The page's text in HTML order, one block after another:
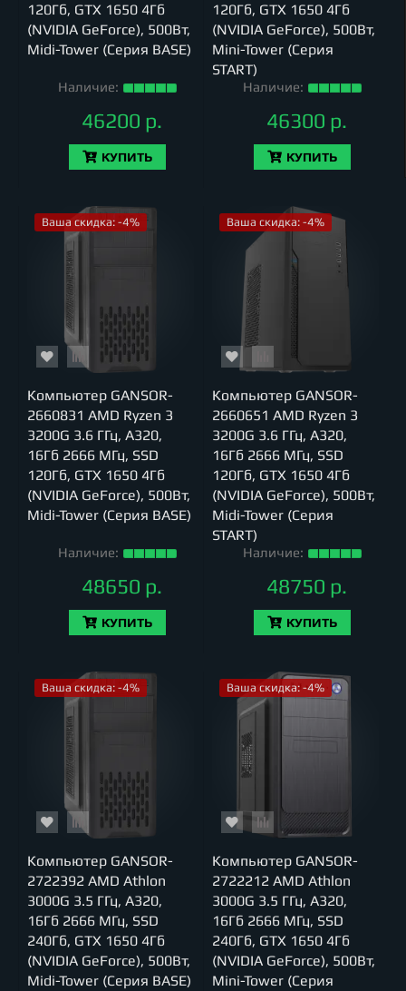
120Гб, GTX 1650 4Гб
(NVIDIA GeForce), 500Вт,
Midi-Tower (Серия BASE)
Наличие:
46200 р.
КУПИТЬ
120Гб, GTX 1650 4Гб
(NVIDIA GeForce), 500Вт,
Mini-Tower (Серия
START)
Наличие:
46300 р.
КУПИТЬ
Ваша скидка: -4%
Компьютер GANSOR-
2660831 AMD Ryzen 3
3200G 3.6 ГГц, A320,
16Гб 2666 МГц, SSD
120Гб, GTX 1650 4Гб
(NVIDIA GeForce), 500Вт,
Midi-Tower (Серия BASE)
Наличие:
48650 р.
КУПИТЬ
Ваша скидка: -4%
Компьютер GANSOR-
2660651 AMD Ryzen 3
3200G 3.6 ГГц, A320,
16Гб 2666 МГц, SSD
120Гб, GTX 1650 4Гб
(NVIDIA GeForce), 500Вт,
Midi-Tower (Серия
START)
Наличие:
48750 р.
КУПИТЬ
Ваша скидка: -4%
Компьютер GANSOR-
2722392 AMD Athlon
3000G 3.5 ГГц, A320,
16Гб 2666 МГц, SSD
240Гб, GTX 1650 4Гб
(NVIDIA GeForce), 500Вт,
Midi-Tower (Серия BASE)
Ваша скидка: -4%
Компьютер GANSOR-
2722212 AMD Athlon
3000G 3.5 ГГц, A320,
16Гб 2666 МГц, SSD
240Гб, GTX 1650 4Гб
(NVIDIA GeForce), 500Вт,
Mini-Tower (Серия